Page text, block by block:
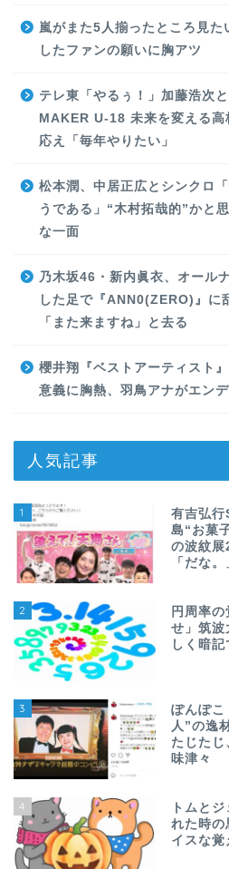
嵐がまた5人揃ったところ見た
したファンの願いに胸アツ
テレ東「やるぅ！」加藤浩次
MAKER U-18 未来を変える高
応え「毎年やりたい」
松本潤、中居正広とシンクロ
うである」“木村拓哉的”かと
な一面
乃木坂46・新内眞衣、オール
した足で『ANN0(ZERO)』に
「また来ますね」と去る
櫻井翔『ベストアーティスト
意義に胸熱、羽鳥アナがエン
人気記事
1
有吉弘行
島“お菓
の波紋展
「だな
2
円周率
せ」筑波
しく暗記
3
ぽんぽこ
人”の逸
たじたじ
味津々
4
トムと
れた時
イスな覚